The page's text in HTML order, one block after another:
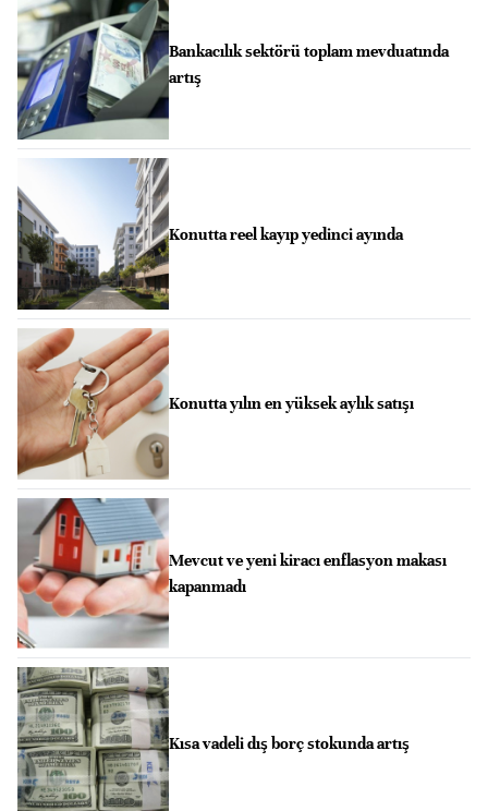
Bankacılık sektörü toplam mevduatında
artış
Konutta reel kayıp yedinci ayında
Konutta yılın en yüksek aylık satışı
Mevcut ve yeni kiracı enflasyon makası
kapanmadı
Kısa vadeli dış borç stokunda artış